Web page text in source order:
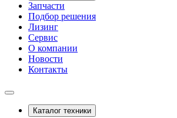
Запчасти
Подбор решения
Лизинг
Сервис
О компании
Новости
Контакты
Каталог техники